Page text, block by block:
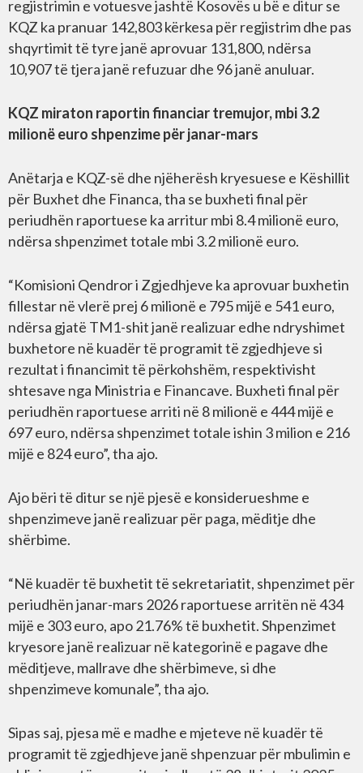
regjistrimin e votuesve jashtë Kosovës u bë e ditur se
KQZ ka pranuar 142,803 kërkesa për regjistrim dhe pas
shqyrtimit të tyre janë aprovuar 131,800, ndërsa
10,907 të tjera janë refuzuar dhe 96 janë anuluar.
KQZ miraton raportin financiar tremujor, mbi 3.2
milionë euro shpenzime për janar-mars
Anëtarja e KQZ-së dhe njëherësh kryesuese e Këshillit
për Buxhet dhe Financa, tha se buxheti final për
periudhën raportuese ka arritur mbi 8.4 milionë euro,
ndërsa shpenzimet totale mbi 3.2 milionë euro.
“Komisioni Qendror i Zgjedhjeve ka aprovuar buxhetin
fillestar në vlerë prej 6 milionë e 795 mijë e 541 euro,
ndërsa gjatë TM1-shit janë realizuar edhe ndryshimet
buxhetore në kuadër të programit të zgjedhjeve si
rezultat i financimit të përkohshëm, respektivisht
shtesave nga Ministria e Financave. Buxheti final për
periudhën raportuese arriti në 8 milionë e 444 mijë e
697 euro, ndërsa shpenzimet totale ishin 3 milion e 216
mijë e 824 euro”, tha ajo.
Ajo bëri të ditur se një pjesë e konsiderueshme e
shpenzimeve janë realizuar për paga, mëditje dhe
shërbime.
“Në kuadër të buxhetit të sekretariatit, shpenzimet për
periudhën janar-mars 2026 raportuese arritën në 434
mijë e 303 euro, apo 21.76% të buxhetit. Shpenzimet
kryesore janë realizuar në kategorinë e pagave dhe
mëditjeve, mallrave dhe shërbimeve, si dhe
shpenzimeve komunale”, tha ajo.
Sipas saj, pjesa më e madhe e mjeteve në kuadër të
programit të zgjedhjeve janë shpenzuar për mbulimin e